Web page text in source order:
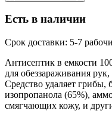
Есть в наличии
Срок доставки: 5-7
Антисептик в емкости
для обеззараживания
Средство удаляет грибы,
изопропанола (65%),
смягчающих кожу, и